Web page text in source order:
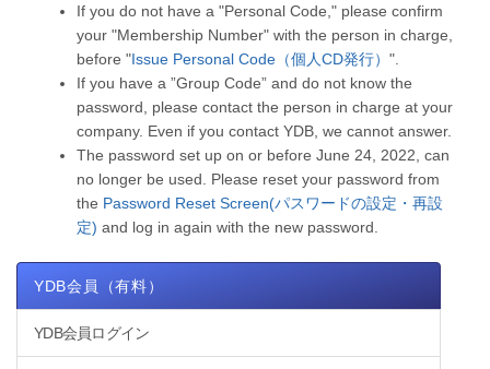
If you do not have a "Personal Code," please confirm
your "Membership Number" with the person in charge,
before "Issue Personal Code（個人CD発行） ".
If you have a ”Group Code” and do not know the
password, please contact the person in charge at your
company. Even if you contact YDB, we cannot answer.
The password set up on or before June 24, 2022, can
no longer be used. Please reset your password from
the Password Reset Screen(パスワードの設定・再設
定) and log in again with the new password.
YDB会員（有料）
YDB会員ログイン